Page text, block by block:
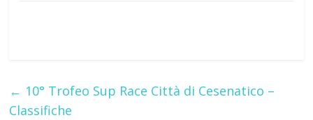
← 10° Trofeo Sup Race Città di Cesenatico –
Classifiche